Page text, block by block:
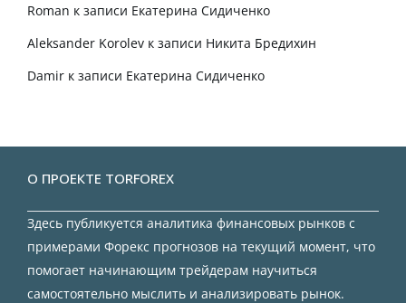
Roman к записи Екатерина Сидиченко
Aleksander Korolev к записи Никита Бредихин
Damir к записи Екатерина Сидиченко
О ПРОЕКТЕ TORFOREX
Здесь публикуется аналитика финансовых рынков с
примерами Форекс прогнозов на текущий момент, что
помогает начинающим трейдерам научиться
самостоятельно мыслить и анализировать рынок.